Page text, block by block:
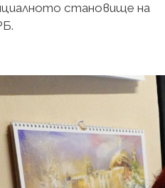
становище на